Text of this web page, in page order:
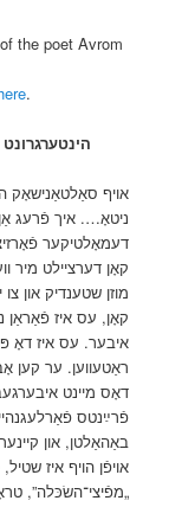
the poet Avrom
.
אויף סאַלטאַנישאָק
ניטאָ…. איך פֿרעג אַן
דעמאָלטיקער
קאָן דערציילט מיר
מוזן שטענדיק און
קאָן, עס איז פֿאַראַן
איבער. עס איז דאָ
ראַטעווען. ער קען
דאָס מיינט
פֿרײַנטס
באַהאַלטן, און
אויפֿן הויף איז
„מפֿיצי־השׂכּלה”,